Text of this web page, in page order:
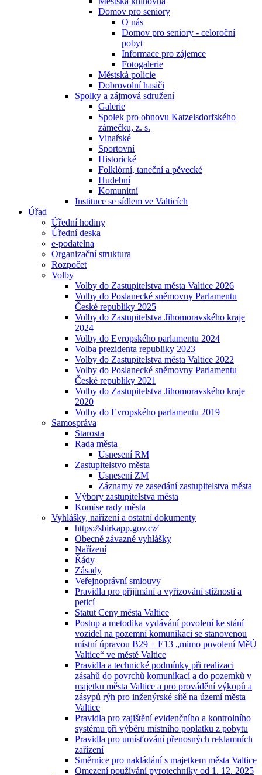
Domov pro seniory
O nás
Domov pro seniory - celoroční
pobyt
Informace pro zájemce
Fotogalerie
Městská policie
Dobrovolní hasiči
Spolky a zájmová sdružení
Galerie
Spolek pro obnovu Katzelsdorfského
zámečku, z. s.
Vinařské
Sportovní
Historické
Folklórní, taneční a pěvecké
Hudební
Komunitní
Instituce se sídlem ve Valticích
Úřad
Úřední hodiny
Úřední deska
e-podatelna
Organizační struktura
Rozpočet
Volby
Volby do Zastupitelstva města Valtice 2026
Volby do Poslanecké sněmovny Parlamentu
České republiky 2025
Volby do Zastupitelstva Jihomoravského kraje
2024
Volby do Evropského parlamentu 2024
Volba prezidenta republiky 2023
Volby do Zastupitelstva města Valtice 2022
Volby do Poslanecké sněmovny Parlamentu
České republiky 2021
Volby do Zastupitelstva Jihomoravského kraje
2020
Volby do Evropského parlamentu 2019
Samospráva
Starosta
Rada města
Usnesení RM
Zastupitelstvo města
Usnesení ZM
Záznamy ze zasedání zastupitelstva města
Výbory zastupitelstva města
Komise rady města
Vyhlášky, nařízení a ostatní dokumenty
https:⁄⁄sbirkapp.gov.cz⁄
Obecně závazné vyhlášky
Nařízení
Řády
Zásady
Veřejnoprávní smlouvy
Pravidla pro přijímání a vyřizování stížností a
peticí
Statut Ceny města Valtice
Postup a metodika vydávání povolení ke stání
vozidel na pozemní komunikaci se stanovenou
místní úpravou B29 + E13 „mimo povolení MěÚ
Valtice“ ve městě Valtice
Pravidla a technické podmínky při realizaci
zásahů do povrchů komunikací a do pozemků v
majetku města Valtice a pro provádění výkopů a
zásypů rýh pro inženýrské sítě na území města
Valtice
Pravidla pro zajištění evidenčního a kontrolního
systému při výběru místního poplatku z pobytu
Pravidla pro umísťování přenosných reklamních
zařízení
Směrnice pro nakládání s majetkem města Valtice
Omezení používání pyrotechniky od 1. 12. 2025